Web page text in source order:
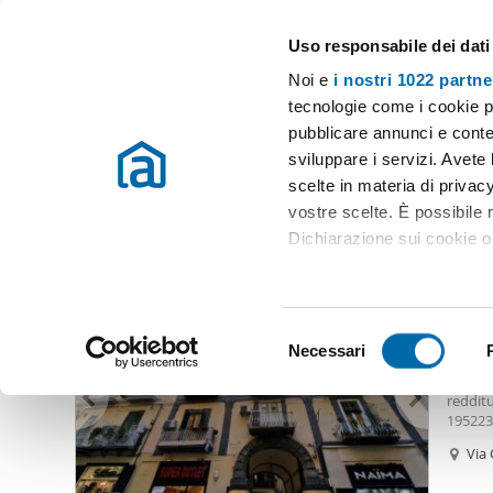
Uso responsabile dei dati
Noi e i nostri 1022
tecnologie come i cookie
pubblicare annunci e
sviluppare i servizi.
scelte in materia di
vostre scelte. È possibile
Dichiarazione sui cookie
Identificare il tuo
(impronte digitali).
Approfondisci come
dettagli. Puoi modificare
Utilizziamo i cookie per
e
e
z
i
Necessari
Case e appartamenti in affitto in tutta Italia
Scegli la zona
Affitto Napoli Appartamenti Affitto Napoli
Appartamenti affitto enrico pessina napoli Napoli (5
Via